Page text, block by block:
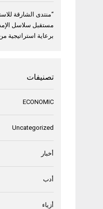
مستقبل سلاسل
برعاية استراتيجية
تصنيفات
ECONOMIC
Uncategorized
أخبار
أدب
أزياء